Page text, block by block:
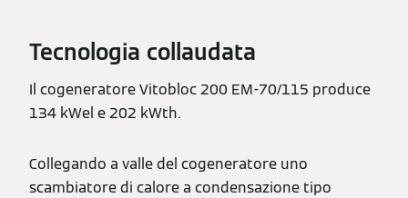
Tecnologia collaudata
Il cogeneratore Vitobloc 200 EM-70/115 produce
134 kWel e 202 kWth.
Collegando a valle del cogeneratore uno
scambiatore di calore a condensazione tipo